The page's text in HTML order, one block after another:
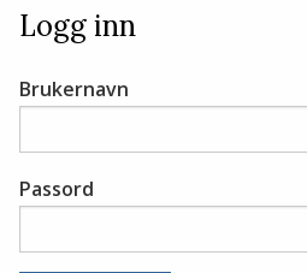
Logg inn
Brukernavn
Passord